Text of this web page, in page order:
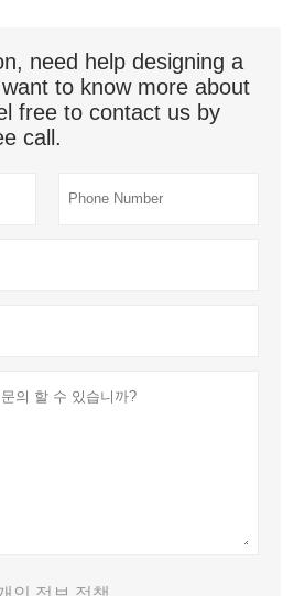
need help designing a
to know more about
free to contact us by
call.